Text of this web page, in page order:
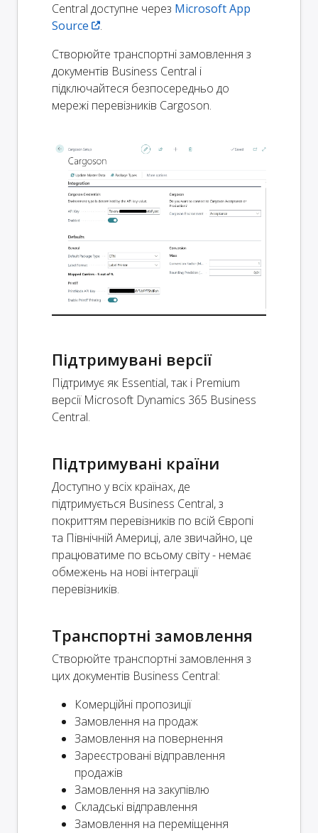
Central доступне через Microsoft App
Source
.
Створюйте транспортні замовлення з
документів Business Central і
підключайтеся безпосередньо до
мережі перевізників Cargoson.
Підтримувані версії
Підтримує як Essential, так і Premium
версії Microsoft Dynamics 365 Business
Central.
Підтримувані країни
Доступно у всіх країнах, де
підтримується Business Central, з
покриттям перевізників по всій Європі
та Північній Америці, але звичайно, це
працюватиме по всьому світу - немає
обмежень на нові інтеграції
перевізників.
Транспортні замовлення
Створюйте транспортні замовлення з
цих документів Business Central:
Комерційні пропозиції
Замовлення на продаж
Замовлення на повернення
Зареєстровані відправлення
продажів
Замовлення на закупівлю
Складські відправлення
Замовлення на переміщення